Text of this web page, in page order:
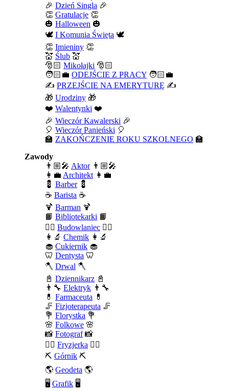
🎉 Dzień Singla 🎉
👏 Gratulacje 👏
🎃 Halloween 🎃
🕊️ I Komunia Święta 🕊️
👏 Imieniny 👏
💒 Ślub 💒
🎅🏻 Mikołajki 🎅🏻
🧑🏻‍💼 ODEJŚCIE Z PRACY 🧑🏻‍💼
✍️ PRZEJŚCIE NA EMERYTURĘ ✍️
🎁 Urodziny 🎁
❤️ Walentynki ❤️
🎉 Wieczór Kawalerski 🎉
🎈 Wieczór Panieński 🎈
🏫 ZAKOŃCZENIE ROKU SZKOLNEGO 🏫
Zawody
👨🏼‍🎤 Aktor👨🏼‍🎤
👩‍💼 Architekt 👩‍💼
💈 Barber💈
☕ Barista ☕
🍹 Barman 🍹
📙 Bibliotekarki 📙
👷‍♂️ Budowlaniec 👷‍♂️
👩‍🔬 Chemik 👩‍🔬
🧁 Cukiernik 🧁
🦷 Dentysta 🦷
🪓 Drwal 🪓
📓 Dziennikarz 📓
👨‍🔧 Elektryk 👨‍🔧
💊 Farmaceuta 💊
🦵 Fizjoterapeuta 🦵
💐 Florystka 💐
🌸 Folkowe 🌸
📸 Fotograf📸
💇‍♀️ Fryzjerka 💇‍♀️
⛏️ Górnik ⛏️
🌎 Geodeta 🌎
🖥️ Grafik 🖥️